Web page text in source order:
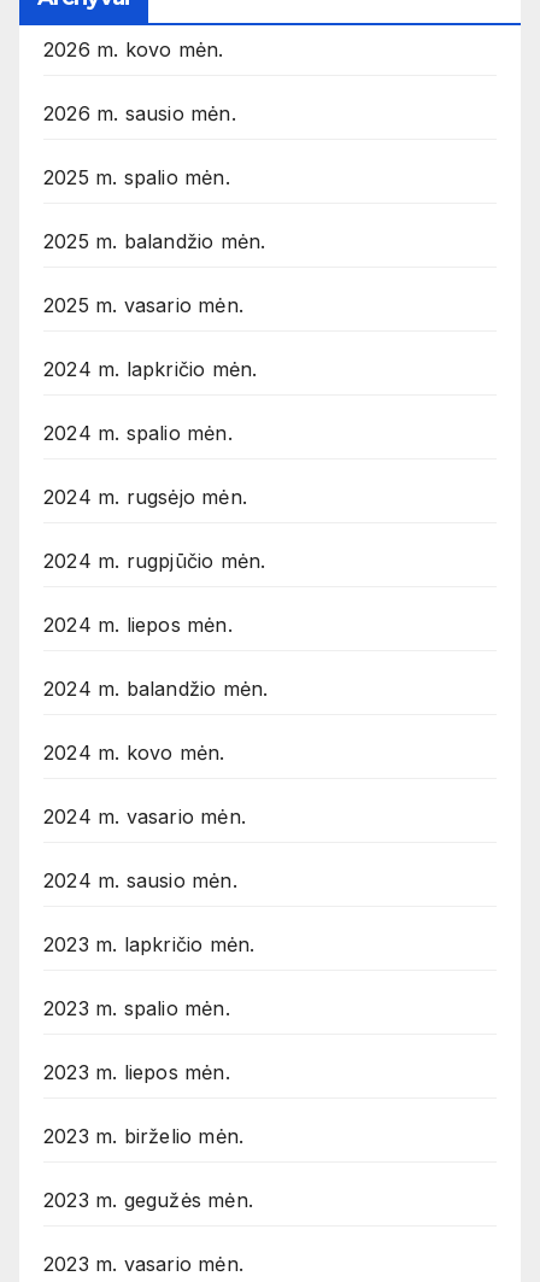
2026 m. kovo mėn.
2026 m. sausio mėn.
2025 m. spalio mėn.
2025 m. balandžio mėn.
2025 m. vasario mėn.
2024 m. lapkričio mėn.
2024 m. spalio mėn.
2024 m. rugsėjo mėn.
2024 m. rugpjūčio mėn.
2024 m. liepos mėn.
2024 m. balandžio mėn.
2024 m. kovo mėn.
2024 m. vasario mėn.
2024 m. sausio mėn.
2023 m. lapkričio mėn.
2023 m. spalio mėn.
2023 m. liepos mėn.
2023 m. birželio mėn.
2023 m. gegužės mėn.
2023 m. vasario mėn.